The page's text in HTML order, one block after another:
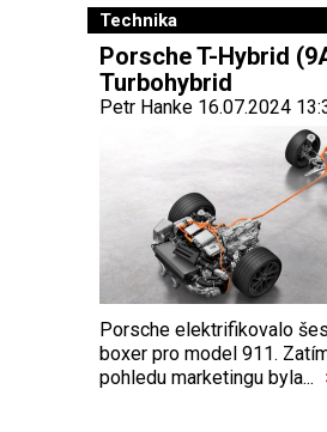
Technika
Porsche T-Hybrid
Turbohybrid
Petr Hanke 16.07.2024
Porsche elektrifikovalo
boxer pro model 911.
pohledu marketingu byla...